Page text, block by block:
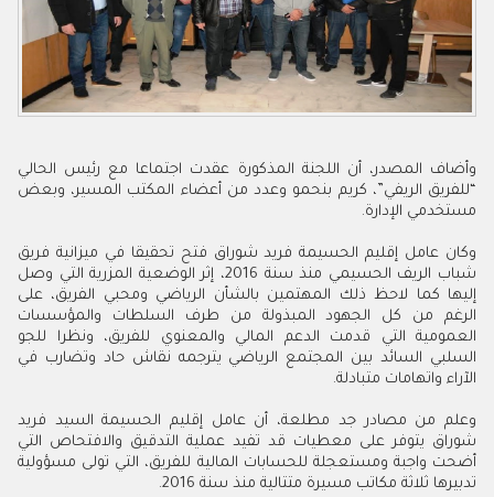
وأضاف المصدر، أن اللجنة المذكورة عقدت اجتماعا مع رئيس الحالي
“للفريق الريفي”، كريم بنحمو وعدد من أعضاء المكتب المسير، وبعض
مستخدمي الإدارة.
وكان عامل إقليم الحسيمة فريد شوراق فتح تحقيقا في ميزانية فريق
شباب الريف الحسيمي منذ سنة 2016، إثر الوضعية المزرية التي وصل
إليها كما لاحظ ذلك المهتمين بالشأن الرياضي ومحبي الفريق، على
الرغم من كل الجهود المبذولة من طرف السلطات والمؤسسات
العمومية التي قدمت الدعم المالي والمعنوي للفريق، ونظرا للجو
السلبي السائد بين المجتمع الرياضي يترجمه نقاش حاد وتضارب في
الآراء واتهامات متبادلة.
وعلم من مصادر جد مطلعة، أن عامل إقليم الحسيمة السيد فريد
شوراق يتوفر على معطيات قد تفيد عملية التدقيق والافتحاص التي
أضحت واجبة ومستعجلة للحسابات المالية للفريق، التي تولى مسؤولية
تدبيرها ثلاثة مكاتب مسيرة متتالية منذ سنة 2016.